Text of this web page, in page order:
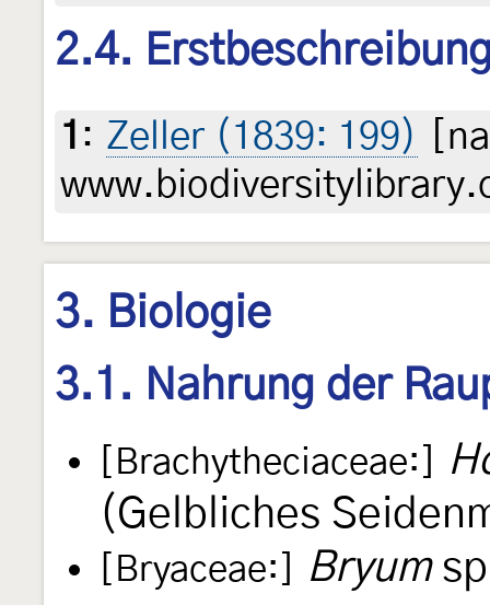
2.4.
1 : Zeller (1839: 199)
3. Biologie
3.1. Nahrung der
[Brachytheciaceae:]
(Gelbliches
[Bryaceae:] Bryum